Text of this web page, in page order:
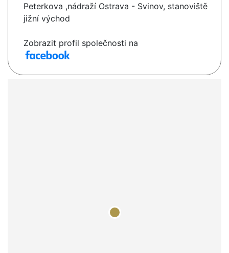
Peterkova ,nádraží Ostrava - Svinov, stanoviště
jižní východ
Zobrazit profil společnosti na